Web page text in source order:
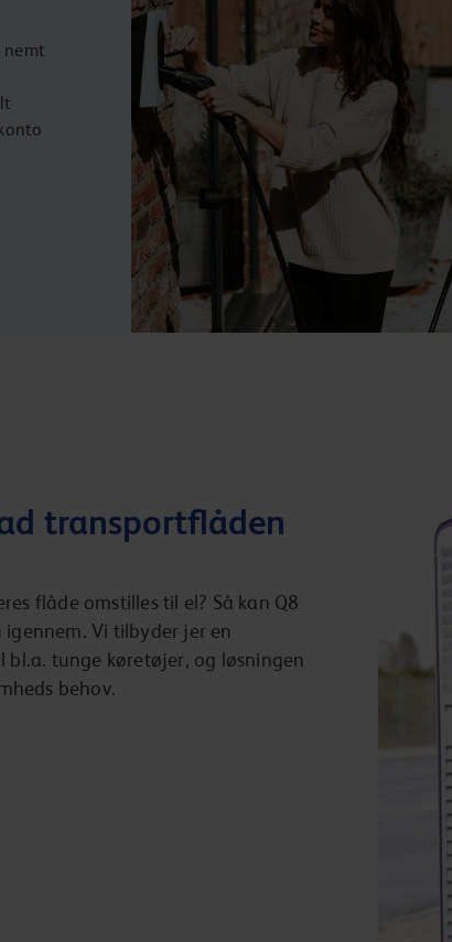
nemt
transportflåden
flåde omstilles til el? Så kan Q8
Vi tilbyder jer en
tunge køretøjer, og løsningen
behov.